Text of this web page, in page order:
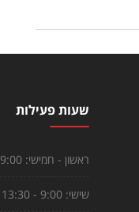
שעות פעילות
ראשון - חמישי:9:00 - 19:00
שישי:9:00 - 13:30